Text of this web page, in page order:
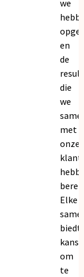
we
en
de
die
we
met
onze
Elke
biedt
om
te